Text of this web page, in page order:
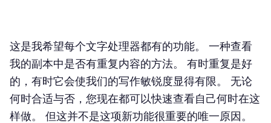
这是我希望每个文字处理器都有的功能。 一种查看
我的副本中是否有重复内容的方法。 有时重复是好
的，有时它会使我们的写作敏锐度显得有限。 无论
何时合适与否，您现在都可以快速查看自己何时在这
样做。 但这并不是这项新功能很重要的唯一原因。